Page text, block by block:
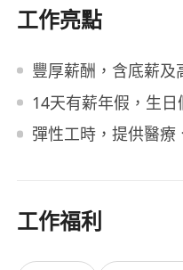
工作亮點
豐厚薪酬，含底薪及
14天有薪年假，生
彈性工時，提供醫療
工作福利